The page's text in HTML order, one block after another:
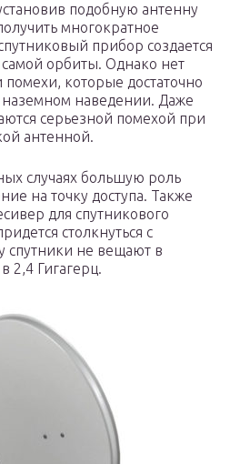
подобную антенну
многократное
прибор создается
самой орбиты. Однако нет
помехи, которые достаточно
наземном наведении. Даже
серьезной помехой при
антенной.
случаях большую роль
на точку доступа. Также
для спутникового
столкнуться с
спутники не вещают в
2,4 Гигагерц.